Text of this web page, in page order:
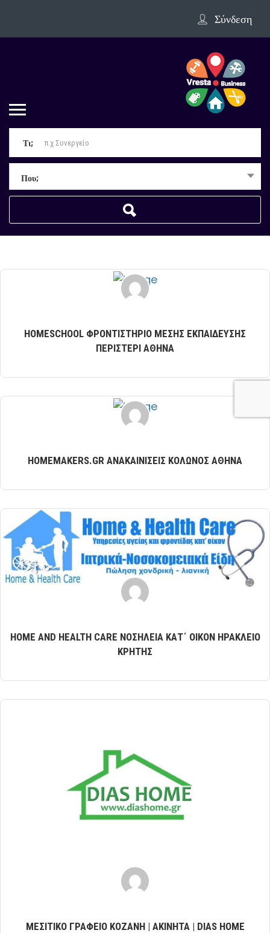
Σύνδεση
Τι;
Που;
HOMESCHOOL ΦΡΟΝΤΙΣΤΗΡΙΟ ΜΕΣΗΣ ΕΚΠΑΙΔΕΥΣΗΣ
ΠΕΡΙΣΤΕΡΙ ΑΘΗΝΑ
HOMEMAKERS.GR ΑΝΑΚΑΙΝΙΣΕΙΣ ΚΟΛΩΝΟΣ ΑΘΗΝΑ
HOME AND HEALTH CARE ΝΟΣΗΛΕΙΑ ΚΑΤ΄ ΟΙΚΟΝ ΗΡΑΚΛΕΙΟ
ΚΡΗΤΗΣ
ΜΕΣΙΤΙΚΟ ΓΡΑΦΕΙΟ KOZANH | ΑΚΙΝΗΤΑ | DIAS HOME